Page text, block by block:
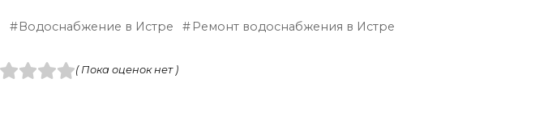
Водоснабжение в Истре Ремонт водоснабжения в Истре
( Пока оценок нет )